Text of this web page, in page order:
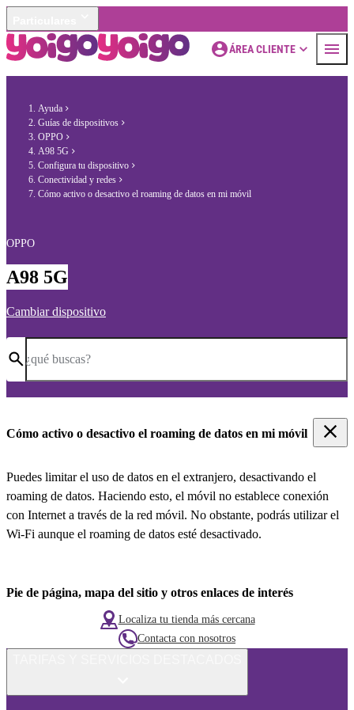
ÁREA CLIENTE
Ayuda
Guías de dispositivos
OPPO
A98 5G
Configura tu dispositivo
Conectividad y redes
Cómo activo o desactivo el roaming de datos en mi móvil
OPPO
A98 5G
Cambiar dispositivo
¿qué buscas?
Cómo activo o desactivo el roaming de datos en mi móvil
Puedes limitar el uso de datos en el extranjero, desactivando el
roaming de datos. Haciendo esto, el móvil no establece conexión
con Internet a través de la red móvil. No obstante, podrás utilizar el
Wi-Fi aunque el roaming de datos esté desactivado.
Pie de página, mapa del sitio y otros enlaces de interés
Localiza tu tienda más cercana
Contacta con nosotros